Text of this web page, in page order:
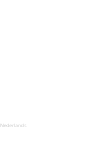
Nederlands